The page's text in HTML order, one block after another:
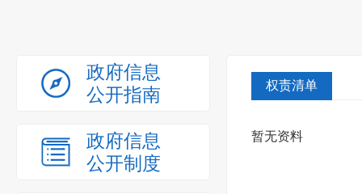
政府信息
公开指南
政府信息
公开制度
权责清单
暂无资料